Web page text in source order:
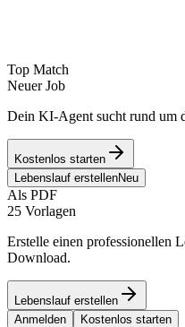
Top Match
Neuer Job
Dein KI-Agent sucht rund um
Kostenlos starten
Lebenslauf erstellenNeu
Als PDF
25 Vorlagen
Erstelle einen professionellen
Download.
Lebenslauf erstellen
Anmelden
Kostenlos starten